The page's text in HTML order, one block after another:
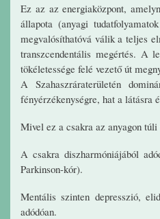
Ez az az energiaközpont,
állapota (anyagi
megvalósíthatóvá válik a teljes
transzcendentális megértés. A
tökéletessége felé vezető út
A Szahaszráraterületén
fényérzékenységre, hat a látásra
Mivel ez a csakra az anyagon
A csakra diszharmóniájából
Parkinson-kór).
Mentális szinten depresszió,
adódóan.